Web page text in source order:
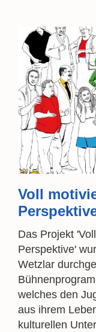
Voll
Das Projekt
Perspektive'
Wetzlar
welches den
aus ihrem
kulturellen